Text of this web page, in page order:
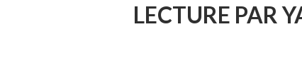
LECTURE PAR